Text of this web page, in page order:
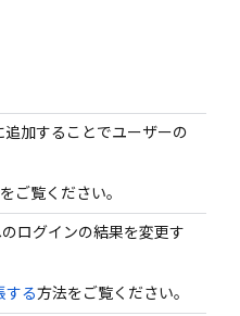
加することでユーザーの
ご覧ください。
ログインの結果を変更す
する方法をご覧ください。